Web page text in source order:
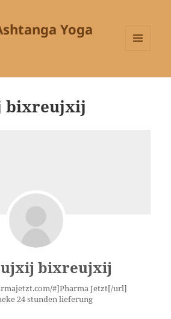
Yoga
WIDGETS
bixreujxij
bixreujxij
#]Pharma Jetzt[/url]
24 stunden lieferung